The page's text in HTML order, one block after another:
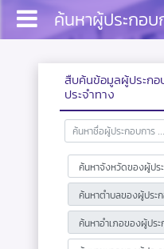
หน้าหลัก
บริการ
ประชาสัมพันธ์
ค้นหาผู้ประกอ
สืบค้นข้อมูลผู้ประกอ
ประจำทาง